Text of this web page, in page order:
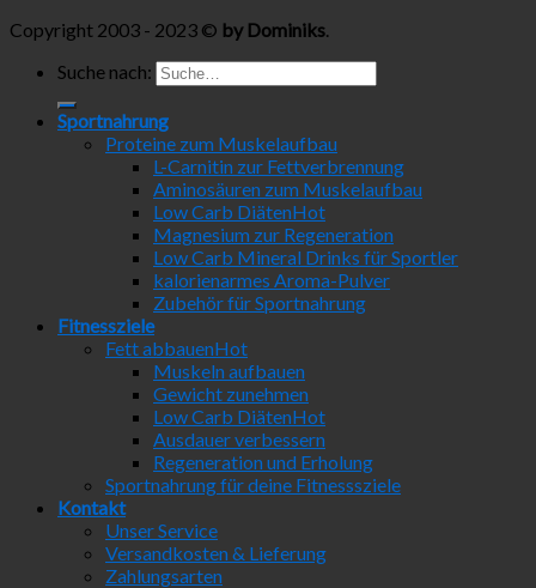
Copyright 2003 - 2023 © by Dominiks
Suche nach:
Sportnahrung
Proteine zum Muskelaufbau
L-Carnitin zur Fettverbrennung
Aminosäuren zum Muskelaufbau
Low Carb Diäten
Magnesium zur Regeneration
Low Carb Mineral Drinks für Sportler
kalorienarmes Aroma-Pulver
Zubehör für Sportnahrung
Fitnessziele
Fett abbauen
Muskeln aufbauen
Gewicht zunehmen
Low Carb Diäten
Ausdauer verbessern
Regeneration und Erholung
Sportnahrung für deine Fitnesssziele
Kontakt
Unser Service
Versandkosten & Lieferung
Zahlungsarten